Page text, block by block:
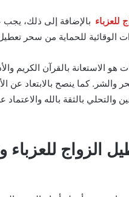
للعزباء بالإضافة إلى ذلك، يجب
الوقائية للحماية من سحر
هو الاستعانة بالقرآن الكريم
والشر. كما ينصح بالابتعاد عن
والتحلي بالثقة بالله والاعتماد
الزواج للعزباء